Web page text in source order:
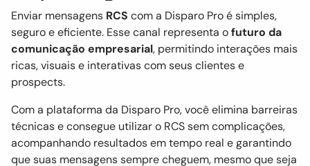
Enviar mensagens RCS com a Disparo Pro é simples,
seguro e eficiente. Esse canal representa ofuturo da
comunicação empresarial, permitindo interações mais
ricas, visuais e interativas com seus clientes e
prospects.
Com a plataforma da Disparo Pro, você elimina barreiras
técnicas e consegue utilizar o RCS sem complicações,
acompanhando resultados em tempo real e garantindo
que suas mensagens sempre cheguem, mesmo que seja